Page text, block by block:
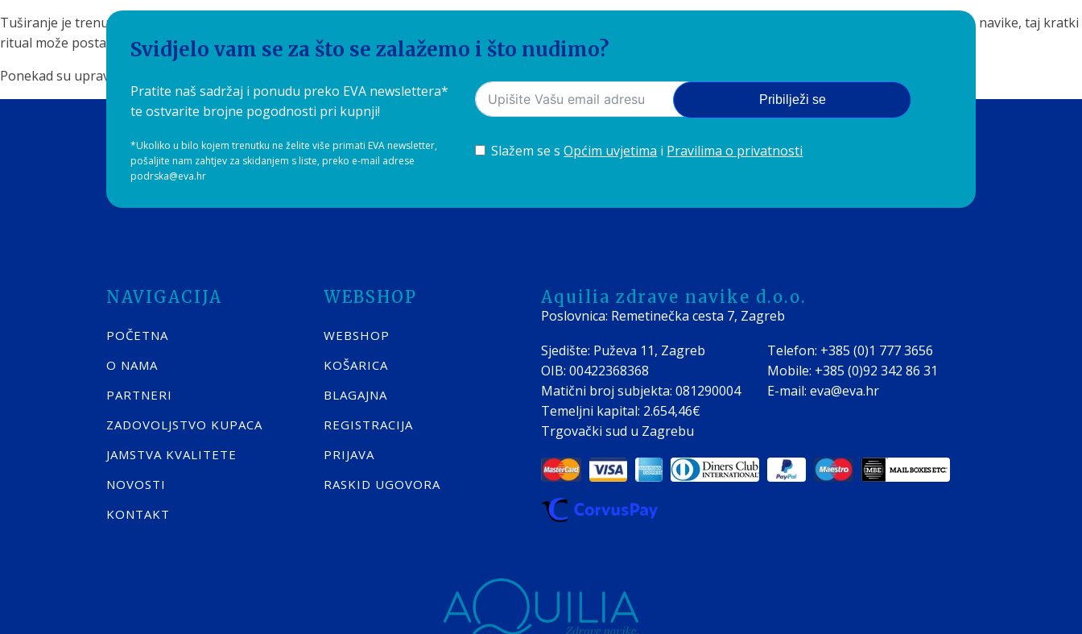
Tuširanje je trenutak koji imamo svaki dan, ali ga rijetko doživljavamo kao priliku za brigu o sebi. Uz pravilnu temperaturu vode, nježne proizvode i zdrave životne navike, taj kratki
ritual može postati važan dio očuvanja zdravlja kože i kose.
Ponekad su upravo male promjene — poput načina tuširanja ili kvalitete vode — ono što dugoročno donosi najveće rezultate.
Svidjelo vam se za što se zalažemo i što nudimo?
Pratite naš sadržaj i ponudu preko EVA newslettera*
te ostvarite brojne pogodnosti pri kupnji!
*Ukoliko u bilo kojem trenutku ne želite više primati EVA newsletter,
pošaljite nam zahtjev za skidanjem s liste, preko e-mail adrese
podrska@eva.hr
Pribilježi se
Slažem se sOpćim uvjetima i Pravilima o privatnosti
NAVIGACIJA
POČETNA
O NAMA
PARTNERI
ZADOVOLJSTVO KUPACA
JAMSTVA KVALITETE
NOVOSTI
KONTAKT
WEBSHOP
WEBSHOP
KOŠARICA
BLAGAJNA
REGISTRACIJA
PRIJAVA
RASKID UGOVORA
Aquilia zdrave navike d.o.o.
Poslovnica: Remetinečka cesta 7, Zagreb
Sjedište: Puževa 11, Zagreb
OIB: 00422368368
Matični broj subjekta: 081290004
Temeljni kapital: 2.654,46€
Trgovački sud u Zagrebu
Telefon: +385 (0)1 777 3656
Mobile: +385 (0)92 342 86 31
E-mail: eva@eva.hr